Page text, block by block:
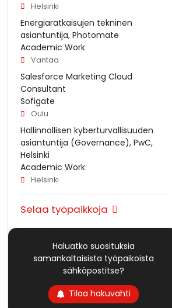
Helsinki
Energiaratkaisujen tekninen
asiantuntija, Photomate
Academic Work
Vantaa
Salesforce Marketing Cloud
Consultant
Sofigate
Oulu
Hallinnollisen kyberturvallisuuden
asiantuntija (Governance), PwC,
Helsinki
Academic Work
Helsinki
Selaa työpaikkoja
Haluatko suosituksia
samankaltaisista työpaikoista
sähköpostitse?
Tilaa hakuvahti